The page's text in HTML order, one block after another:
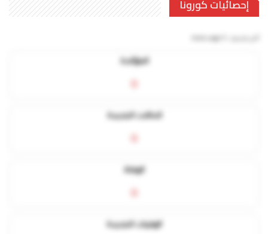
إحصائيات كورونا